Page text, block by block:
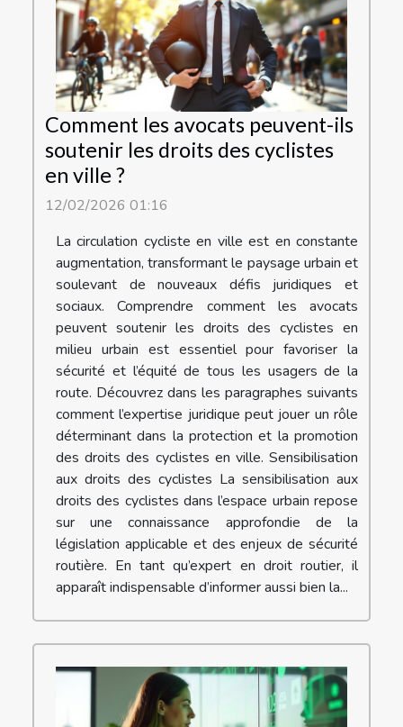
Comment les avocats peuvent-ils
soutenir les droits des cyclistes
en ville ?
12/02/2026 01:16
La circulation cycliste en ville est en constante
augmentation, transformant le paysage urbain et
soulevant de nouveaux défis juridiques et
sociaux. Comprendre comment les avocats
peuvent soutenir les droits des cyclistes en
milieu urbain est essentiel pour favoriser la
sécurité et l’équité de tous les usagers de la
route. Découvrez dans les paragraphes suivants
comment l’expertise juridique peut jouer un rôle
déterminant dans la protection et la promotion
des droits des cyclistes en ville. Sensibilisation
aux droits des cyclistes La sensibilisation aux
droits des cyclistes dans l’espace urbain repose
sur une connaissance approfondie de la
législation applicable et des enjeux de sécurité
routière. En tant qu’expert en droit routier, il
apparaît indispensable d’informer aussi bien la...